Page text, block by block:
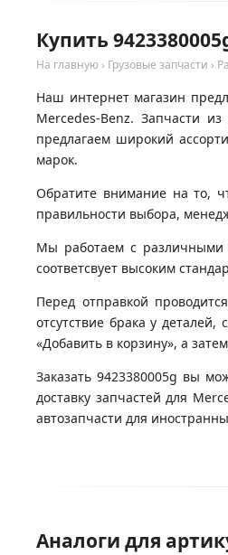
Купить
На главную › Грузовые запчасти ›
Наш интернет магазин
Mercedes-Benz. Запчасти
предлагаем широкий
марок.
Обратите внимание на то,
правильности выбора,
Мы работаем с различными
соответсвует высоким
Перед отправкой
отсутствие брака у
«Добавить в корзину», а
Заказать 9423380005g вы
доставку запчастей для
автозапчасти для
Аналоги для